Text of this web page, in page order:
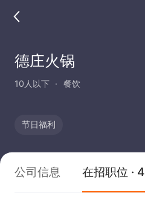
德庄火锅
10人以下 餐饮
节日福利
公司信息 在招职位 · 4